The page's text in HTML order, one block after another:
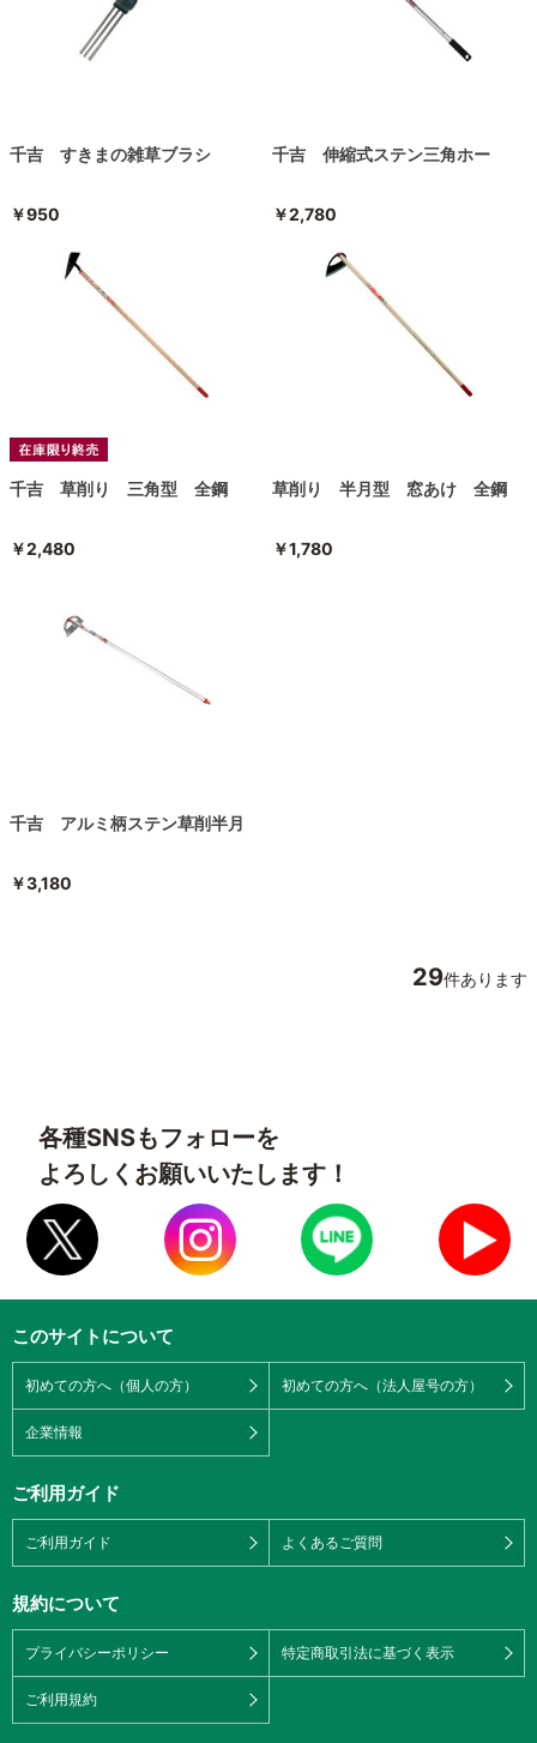
千吉 すきまの雑草ブラシ
￥950
千吉 伸縮式ステン三角ホー
￥2,780
千吉 草削り 三角型 全鋼
￥2,480
草削り 半月型 窓あけ 全鋼
￥1,780
千吉 アルミ柄ステン草削半月
￥3,180
29件あります
各種SNSもフォローを
よろしくお願いいたします！
このサイトについて
初めての方へ（個人の方） 初めての方へ（法人屋号の方）
企業情報
ご利用ガイド
ご利用ガイド よくあるご質問
規約について
プライバシーポリシー 特定商取引法に基づく表示
ご利用規約